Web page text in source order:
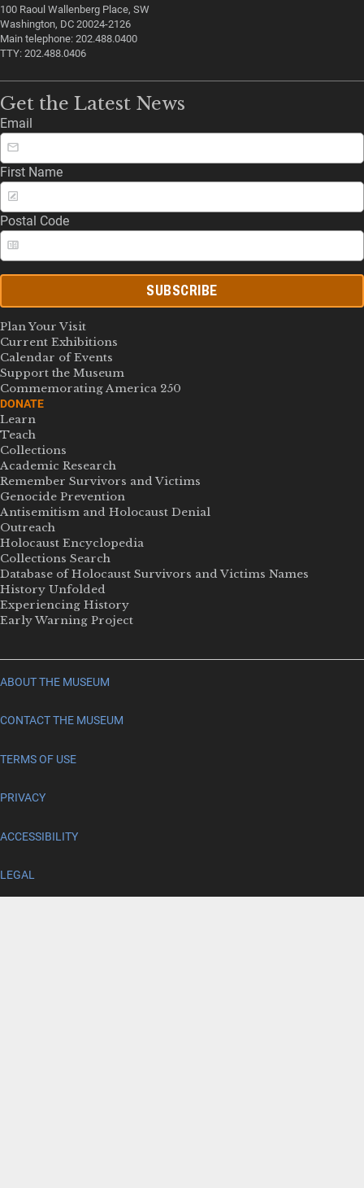
100 Raoul Wallenberg Place, SW
Washington, DC 20024-2126
Main telephone: 202.488.0400
TTY: 202.488.0406
Get the Latest News
Email
First Name
Postal Code
SUBSCRIBE
Plan Your Visit
Current Exhibitions
Calendar of Events
Support the Museum
Commemorating America 250
DONATE
Learn
Teach
Collections
Academic Research
Remember Survivors and Victims
Genocide Prevention
Antisemitism and Holocaust Denial
Outreach
Holocaust Encyclopedia
Collections Search
Database of Holocaust Survivors and Victims Names
History Unfolded
Experiencing History
Early Warning Project
ABOUT THE MUSEUM
CONTACT THE MUSEUM
TERMS OF USE
PRIVACY
ACCESSIBILITY
LEGAL